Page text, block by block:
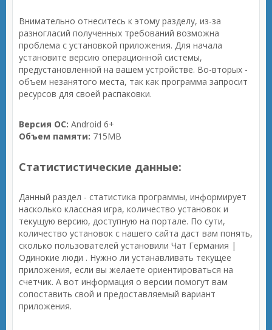
Внимательно отнеситесь к этому разделу, из-за
разногласий полученных требований возможна
проблема с установкой приложения. Для начала
установите версию операционной системы,
предустановленной на вашем устройстве. Во-вторых -
объем незанятого места, так как программа запросит
ресурсов для своей распаковки.
Версия ОС: Android 6+
Объем памяти: 715MB
Статистистические данные:
Данный раздел - статистика программы, информирует
насколько классная игра, количество установок и
текущую версию, доступную на портале. По сути,
количество установок с нашего сайта даст вам понять,
сколько пользователей установили Чат Германия |
Одинокие люди . Нужно ли устанавливать текущее
приложения, если вы желаете ориентироваться на
счетчик. А вот информация о версии помогут вам
сопоставить свой и предоставляемый вариант
приложения.